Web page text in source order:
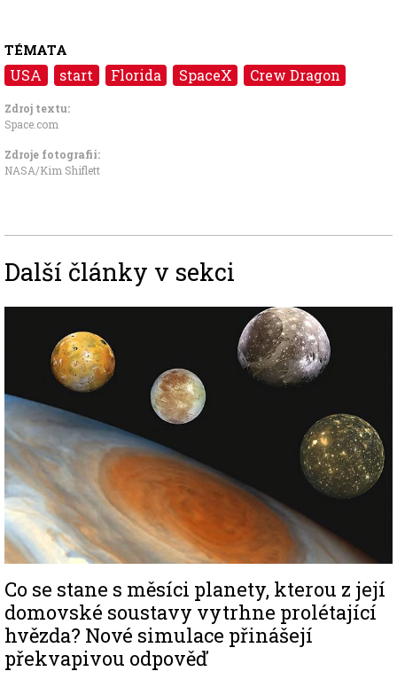
TÉMATA
USA start Florida SpaceX Crew Dragon
Zdroj textu:
Space.com
Zdroje fotografii:
NASA/Kim Shiflett
Další články v sekci
Co se stane s měsíci planety, kterou z její
domovské soustavy vytrhne prolétající
hvězda? Nové simulace přinášejí
překvapivou odpověď